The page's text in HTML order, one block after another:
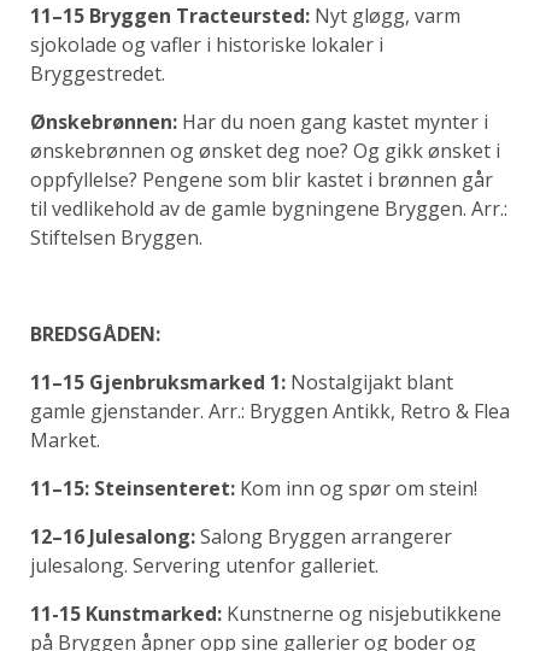
11–15 Bryggen Tracteursted: Nyt gløgg, varm
sjokolade og vafler i historiske lokaler i
Bryggestredet.
Ønskebrønnen: Har du noen gang kastet mynter i
ønskebrønnen og ønsket deg noe? Og gikk ønsket i
oppfyllelse? Pengene som blir kastet i brønnen går
til vedlikehold av de gamle bygningene Bryggen. Arr.:
Stiftelsen Bryggen.
BREDSGÅDEN:
11–15 Gjenbruksmarked 1: Nostalgijakt blant
gamle gjenstander. Arr.: Bryggen Antikk, Retro & Flea
Market.
11–15: Steinsenteret: Kom inn og spør om stein!
12–16 Julesalong:Salong Bryggen arrangerer
julesalong. Servering utenfor galleriet.
11-15 Kunstmarked: Kunstnerne og nisjebutikkene
på Bryggen åpner opp sine gallerier og boder og